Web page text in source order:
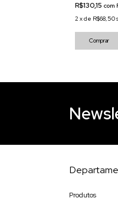
R$130,15 com
2 xde R$68,50
Comprar
Produtos